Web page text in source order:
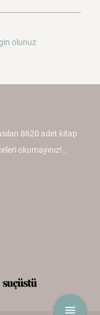
menu
olunuz
8620 adet kitap
okumayınız!..